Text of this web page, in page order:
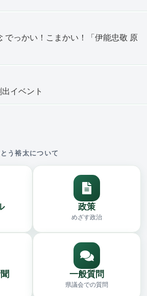
でっかい！こまかい！「伊能忠敬 原
イベント
う裕太について
政策
めざす政治
一般質問
県議会での質問